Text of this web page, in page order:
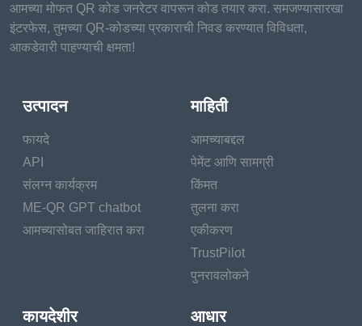
आमच्या मोफत QR कोड जनरेटर वापरून कोड तयार करा. समजण्यासारखा
इंटरफेस, तुमच्या QR-कोडच्या प्रकाराची निवड करण्यात विविधता,
आकडेवारी पाहण्याची क्षमता!
उत्पादन
फायदे
API
संलग्न कार्यक्रम
ME-QR GPT chatbot
आमच्यासोबत जाहिरात करा
माहिती
आमच्याबद्दल
पेमेंट आणि सामग्री
किंमत
तुलना करा
एकीकरण
TrustPilot
पुनरावलोकने
कायदेशीर आधार